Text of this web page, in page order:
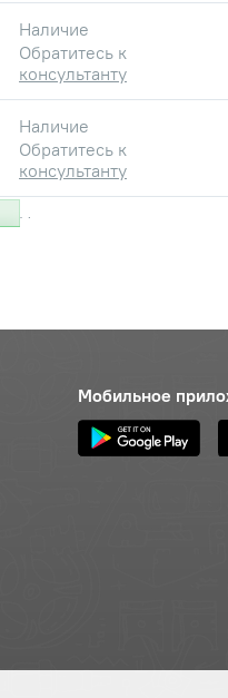
Наличие
Обратитесь к
консультанту
Наличие
Обратитесь к
консультанту
Наличие
Наличие
Обратитесь к
консультанту
Мобильное